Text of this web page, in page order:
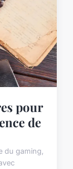
pour
de
du gaming,